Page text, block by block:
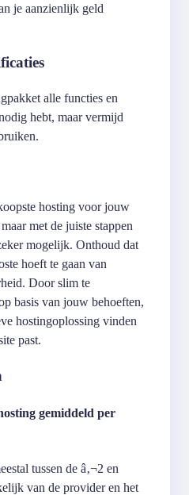
je aanzienlijk geld
alle functies en
hebt, maar vermijd
hosting voor jouw
met de juiste stappen
mogelijk. Onthoud dat
hoeft te gaan van
Door slim te
basis van jouw behoeften,
hostingoplossing vinden
past.
gemiddeld per
tussen de â‚¬2 en
van de provider en het